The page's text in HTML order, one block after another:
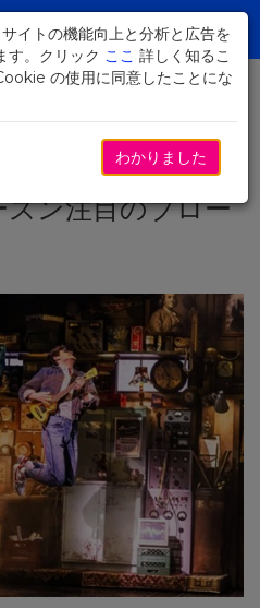
ーとベテランスタ
ン注目のブロー
イトの機能向上と分析と広告を
す。クリック ここ 詳しく知るこ
の使用に同意したことにな
わかりました